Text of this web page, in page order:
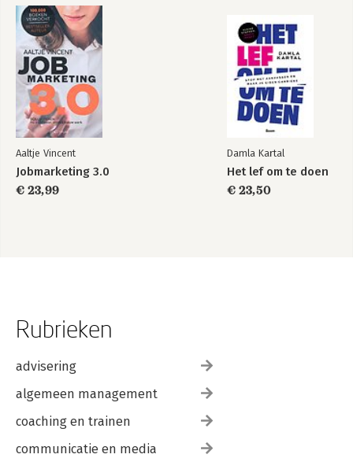
Stress-reducerende tips en trucs
Overpeinzingen ter relativering
Epiloog: Herkennen, erkennen en bekennen
Aaltje Vincent
Jobmarketing 3.0
€ 23,99
Damla Kartal
Het lef om te doen
€ 23,50
Rubrieken
advisering
algemeen management
coaching en trainen
communicatie en media